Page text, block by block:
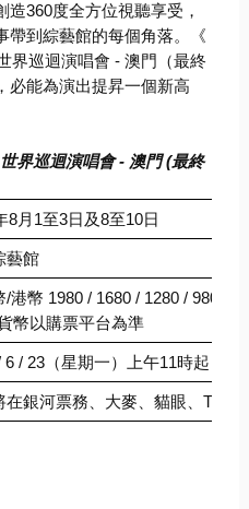
造360度全方位視聽享受，
帶到綜藝館的每個角落。《
界巡迴演唱會 - 澳門（最終
必能為演出提昇一個新高
界巡迴演唱會 - 澳門 (最終
8月1至3日及8至10日
藝館
/港幣 1980 / 1680 / 1280 / 980 /
幣以購票平台為準
6 / 23（星期一）上午11時起
在銀河票務、大麥、貓眼、Trip.